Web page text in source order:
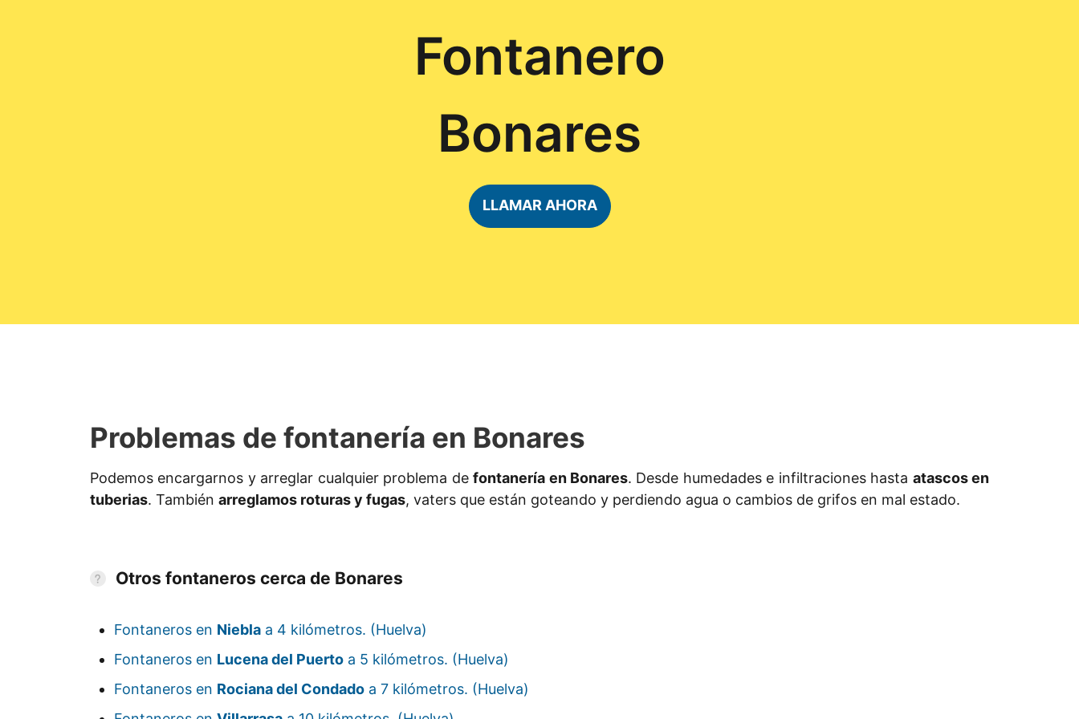
Fontanero
Bonares
LLAMAR AHORA
Problemas de fontanería en Bonares
Podemos encargarnos y arreglar cualquier problema defontanería en Bonares. Desde humedades e infiltraciones hasta atascos en
tuberias. También arreglamos roturas y fugas, vaters que están goteando y perdiendo agua o cambios de grifos en mal estado.
Otros fontaneros cerca de Bonares
Fontaneros en Niebla a 4 kilómetros. (Huelva)
Fontaneros en Lucena del Puerto a 5 kilómetros. (Huelva)
Fontaneros en Rociana del Condado a 7 kilómetros. (Huelva)